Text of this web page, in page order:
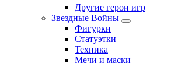
Другие герои игр
Звездные Войны
Фигурки
Статуэтки
Техника
Мечи и маски